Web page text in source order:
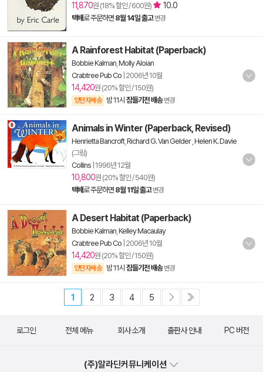
11,870원 (18% 할인 / 600원) 10.0
택배로 주문하면 8월 14일 출고 변경
A Rainforest Habitat (Paperback)
Bobbie Kalman Molly Aloian
Crabtree Pub Co 2006년 10월
14,420원 (20% 할인 / 150원)
양탄자배송 밤 11시 잠들기전 배송 변경
Animals in Winter (Paperback, Revised)
Henrietta Bancroft, Richard G. Van Gelder, Helen K. Davie
(그림)
Collins 1996년 12월
10,800원 (20% 할인 / 540원)
택배로 주문하면 8월 11일 출고 변경
A Desert Habitat (Paperback)
Bobbie Kalman Kelley Macaulay
Crabtree Pub Co 2006년 10월
14,420원 (20% 할인 / 150원)
양탄자배송 밤 11시 잠들기전 배송 변경
1 2 3 4 5
로그인 전체 메뉴 회사 소개 출판사 안내 PC 버전
(주)알라딘커뮤니케이션